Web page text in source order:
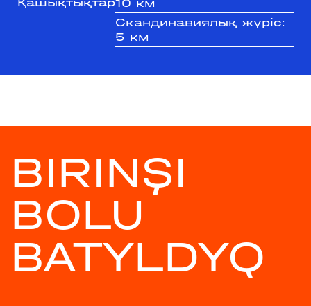
10 км
Скандинавиялық жүріс:
5 км
BIRINŞI
BOLU
BATYLDYQ